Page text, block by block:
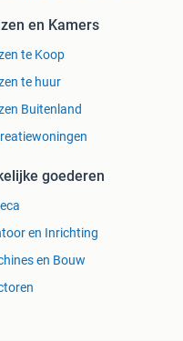
kwaliteit voor u
het vertrouwde adres
personenauto of
en Kamers
te Koop
te huur
Buitenland
goederen
en Inrichting
en Bouw